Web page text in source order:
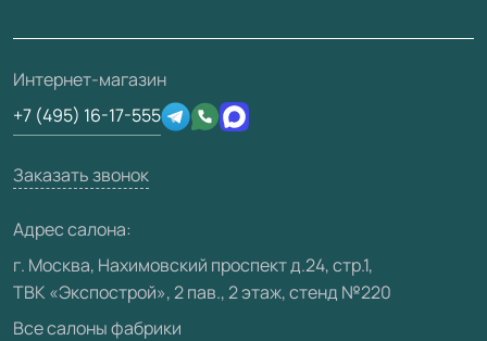
Отзывы клиентов
Техническая информация
Юридическая информация
Скачать материалы
3D-модели
О фабрике
Сертификаты
Производство
Вакансии
Видео
Карта сайта
Интернет-магазин
+7 (495) 16-17-555
Заказать звонок
Адрес салона:
г. Москва, Нахимовский проспект д.24, стр.1,
ТВК «Экспострой», 2 пав., 2 этаж, стенд №220
Все салоны фабрики